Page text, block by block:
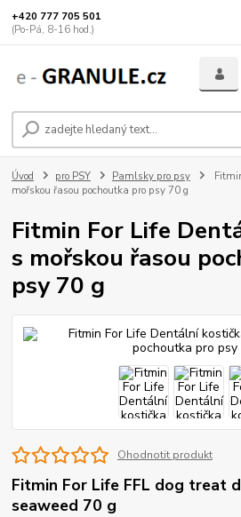
+420 777 705 501
(Po-Pá, 8-16 hod.)
Úvod pro PSY Pamlsky pro psy
mořskou řasou pochoutka pro psy 70 g
Fitmin For Life
s mořskou řasou
psy 70 g
Ohodnotit produkt
Fitmin For Life FFL dog treat
seaweed 70 g